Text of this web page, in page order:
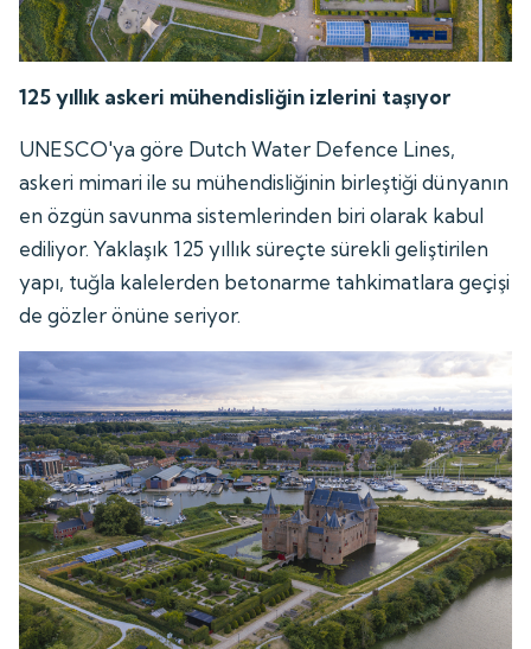
125 yıllık askeri mühendisliğin izlerini taşıyor
UNESCO'ya göre Dutch Water Defence Lines,
askeri mimari ile su mühendisliğinin birleştiği dünyanın
en özgün savunma sistemlerinden biri olarak kabul
ediliyor. Yaklaşık 125 yıllık süreçte sürekli geliştirilen
yapı, tuğla kalelerden betonarme tahkimatlara geçişi
de gözler önüne seriyor.